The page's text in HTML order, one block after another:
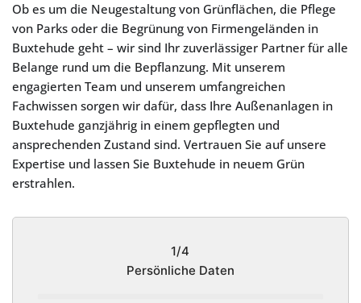
Ob es um die Neugestaltung von Grünflächen, die Pflege
von Parks oder die Begrünung von Firmengeländen in
Buxtehude geht – wir sind Ihr zuverlässiger Partner für alle
Belange rund um die Bepflanzung. Mit unserem
engagierten Team und unserem umfangreichen
Fachwissen sorgen wir dafür, dass Ihre Außenanlagen in
Buxtehude ganzjährig in einem gepflegten und
ansprechenden Zustand sind. Vertrauen Sie auf unsere
Expertise und lassen Sie Buxtehude in neuem Grün
erstrahlen.
1/4
Persönliche Daten